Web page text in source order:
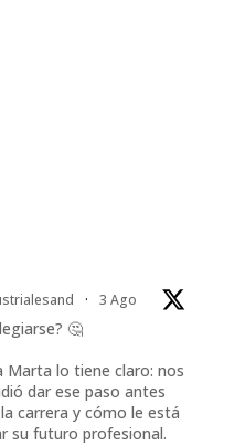
· 3 Ago
🤔
Marta lo tiene claro: nos
dar ese paso antes
carrera y cómo le está
su futuro profesional.